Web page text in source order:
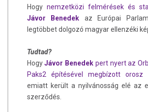
Hogy nemzetközi felmérések és
Jávor Benedek az Európai
legtöbbet dolgozó magyar ellenzéki
Tudtad?
HogyJávor Benedek pert nyert az
Paks2 építésével megbízott orosz
emiatt került a nyilvánosság elé az
szerződés.